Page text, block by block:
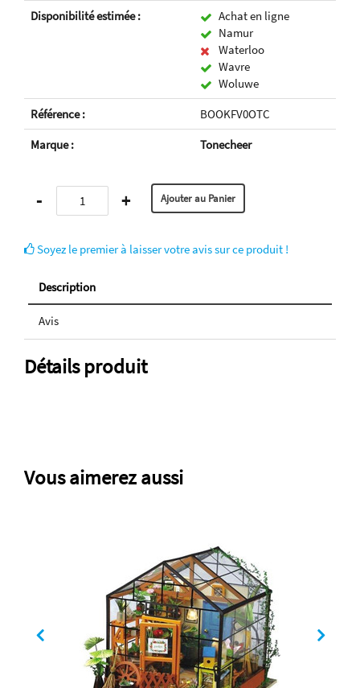
Disponibilité estimée :
Achat en ligne
Namur
Waterloo
Wavre
Woluwe
Référence :
BOOKFV0OTC
Marque :
Tonecheer
- +
Soyez le premier à laisser votre avis sur ce produit !
Description
Avis
Détails produit
Vous aimerez aussi